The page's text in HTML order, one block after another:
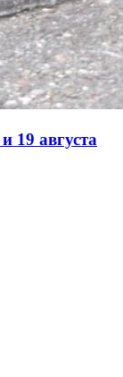
19 августа